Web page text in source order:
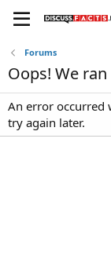
Forums
Oops! We
An error occurred
try again later.